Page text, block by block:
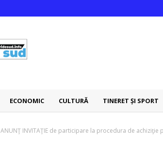
ECONOMIC CULTURĂ TINERET ȘI SPORT
ANUNŢ INVITAŢIE de participare la procedura de